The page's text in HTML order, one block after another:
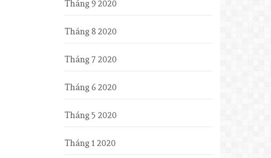
Tháng 9 2020
Tháng 8 2020
Tháng 7 2020
Tháng 6 2020
Tháng 5 2020
Tháng 1 2020